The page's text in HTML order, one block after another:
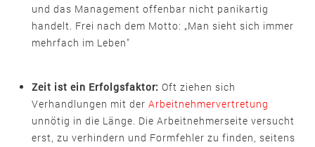
und das Management offenbar nicht panikartig
handelt. Frei nach dem Motto: „Man sieht sich immer
mehrfach im Leben"
Zeit ist ein Erfolgsfaktor: Oft ziehen sich
Verhandlungen mit der Arbeitnehmervertretung
unnötig in die Länge. Die Arbeitnehmerseite versucht
erst, zu verhindern und Formfehler zu finden, seitens